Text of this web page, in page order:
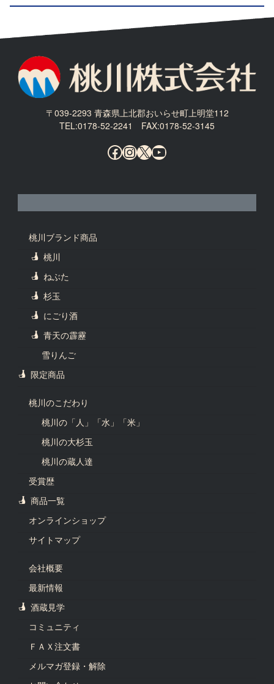
〒039-2293 青森県上北郡おいらせ町上明堂112
TEL:0178-52-2241 FAX:0178-52-3145
Facebook
Instagram
X YouTube
桃川ブランド商品
桃川
ねぶた
杉玉
にごり酒
青天の霹靂
雪りんご
限定商品
桃川のこだわり
桃川の「人」「水」「米」
桃川の大杉玉
桃川の蔵人達
受賞歴
商品一覧
オンラインショップ
サイトマップ
会社概要
最新情報
酒蔵見学
コミュニティ
ＦＡＸ注文書
メルマガ登録・解除